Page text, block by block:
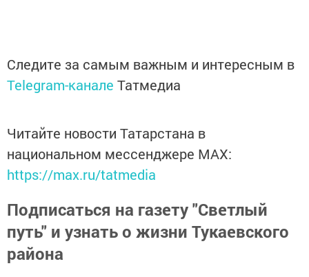
Следите за самым важным и интересным в
Telegram-канале Татмедиа
Читайте новости Татарстана в
национальном мессенджере MАХ:
https://max.ru/tatmedia
Подписаться на газету "Светлый
путь" и узнать о жизни Тукаевского
района